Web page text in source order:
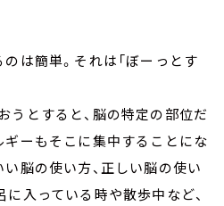
は簡単。それは「ぼーっとす
うとすると、脳の特定の部位だ
ギーもそこに集中することにな
脳の使い方、正しい脳の使い
入っている時や散歩中など、